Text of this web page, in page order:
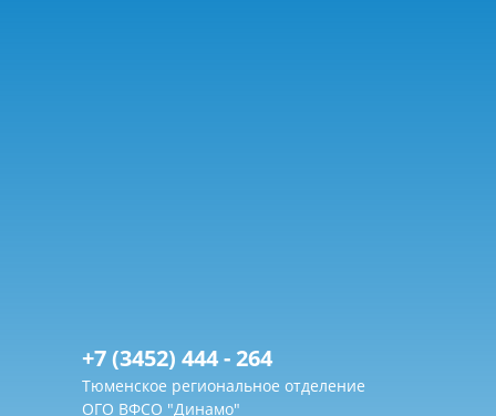
+7 (3452) 444 - 264
Тюменское региональное отделение
ОГО ВФСО "Динамо"